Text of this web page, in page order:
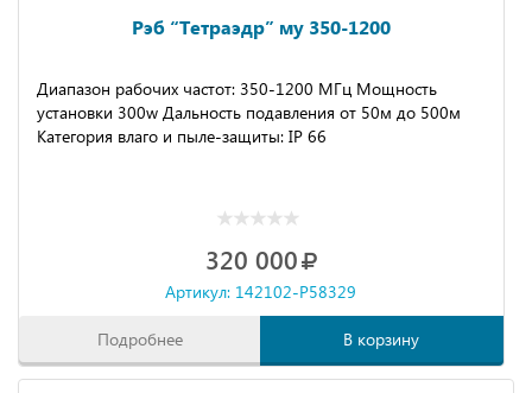
Рэб “Тетраэдр” му 350-1200
Диапазон рабочих частот: 350-1200 МГц Мощность
установки 300w Дальность подавления от 50м до 500м
Категория влаго и пыле-защиты: IР 66
320 000
Артикул: 142102-P58329
Подробнее В корзину